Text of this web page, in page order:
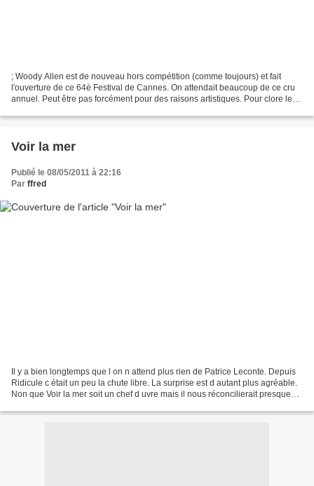
; Woody Allen est de nouveau hors compétition (comme toujours) et fait
l'ouverture de ce 64è Festival de Cannes. On attendait beaucoup de ce cru
annuel. Peut être pas forcément pour des raisons artistiques. Pour clore le
Voir la mer
Publié le 08/05/2011 à 22:16
Par ffred
Il y a bien longtemps que l on n attend plus rien de Patrice Leconte. Depuis
Ridicule c était un peu la chute libre. La surprise est d autant plus agréable.
Non que Voir la mer soit un chef d uvre mais il nous réconcilierait presque